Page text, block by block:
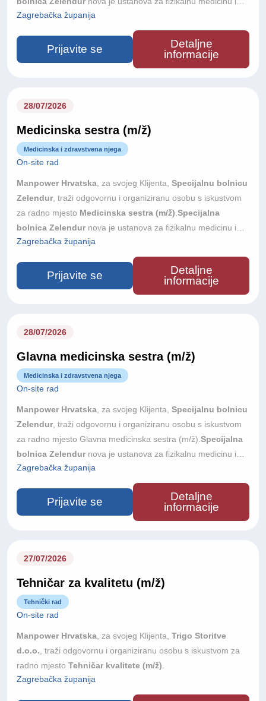
rehabilitaciju u Samoboru, s otvorenjem planiranim u jesen
2026. godine. Bolnica raspolaže s 33 dvokrevetne sobe,
velikom terapijskom dvoranom, hidroterapijom, bazenom i
suvremeno opremljenim prostorima za elektroterapiju te je
poslove ustanove — uz podršku vanjskog knjigovodstvenog
Zagrebačka županija
Prijavite se
Detaljne
informacije
28/07/2026
Medicinska sestra (m/ž)
Medicinska i zdravstvena njega
On-site rad
Manpower Hrvatska , za svojeg Klijenta, Specijalnu bolnicu
Zelendur , traži odgovornu i organiziranu osobu s iskustvom
za radno mjesto Medicinska sestra (m/ž) Specijalna
bolnica Zelendur nova je ustanova za fizikalnu medicinu i
rehabilitaciju u Samoboru, s otvorenjem planiranim u jesen
2026. godine. Bolnica raspolaže s 33 dvokrevetne sobe,
velikom terapijskom dvoranom, hidroterapijom, bazenom i
suvremeno opremljenim prostorima za elektroterapiju te je
dolaze na prvo mjesto i nudimo priliku da mu se pridružite od
Zagrebačka županija
Prijavite se
Detaljne
informacije
28/07/2026
Glavna medicinska sestra (m/ž)
Medicinska i zdravstvena njega
On-site rad
Manpower Hrvatska , za svojeg Klijenta, Specijalnu bolnicu
Zelendur , traži odgovornu i organiziranu osobu s iskustvom
za radno mjesto Glavna medicinska sestra (m/ž). Specijalna
bolnica Zelendur nova je ustanova za fizikalnu medicinu i
rehabilitaciju u Samoboru, s otvorenjem planiranim u jesen
2026. godine. Bolnica raspolaže s 33 dvokrevetne sobe,
velikom terapijskom dvoranom, hidroterapijom, bazenom i
suvremeno opremljenim prostorima za elektroterapiju te je
dolaze na prvo mjesto i tražimo osobu koja će sestrinsku
Zagrebačka županija
Prijavite se
Detaljne
informacije
27/07/2026
Tehničar za kvalitetu (m/ž)
Tehnički rad
On-site rad
Manpower Hrvatska , za svojeg Klijenta, Trigo Storitve
d.o.o. , traži odgovornu i organiziranu osobu s iskustvom za
radno mjesto Tehničar kvalitete (m/ž)
Zagrebačka županija